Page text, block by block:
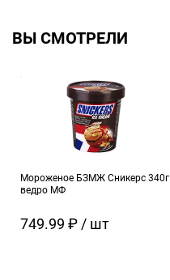
ВЫ СМОТРЕЛИ
Мороженое БЗМЖ Сникерс 340г
ведро МФ
749.99 ₽ / шт